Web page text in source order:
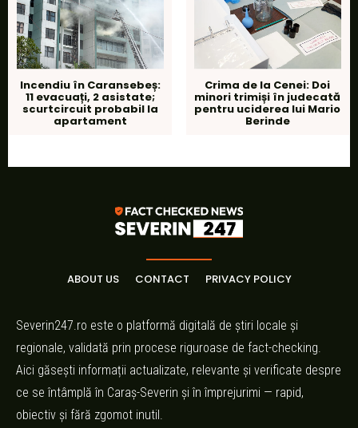
Incendiu în Caransebeș:
11 evacuați, 2 asistate;
scurtcircuit probabil la
apartament
Crima de la Cenei: Doi
minori trimiși în judecată
pentru uciderea lui Mario
Berinde
ABOUT US CONTACT PRIVACY POLICY
Severin247.ro este o platformă digitală de știri locale și
regionale, validată prin procese riguroase de fact-checking.
Aici găsești informații actualizate, relevante și verificate despre
ce se întâmplă în Caraș-Severin și în împrejurimi — rapid,
obiectiv și fără zgomot inutil.